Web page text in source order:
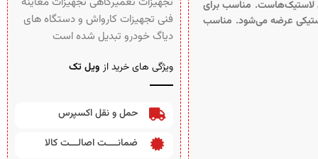
لاستیک‌هاست. مناسب برای
عرضه می‌شود. مناسب
فنی تجهیزات کارواش و دستگاه های
دیاگ خودرو تبدیل شده است
ویژگی های خرید از ویل تک
حمل و نقل اکسپرس
ضمانــــت اصالـــت کالا